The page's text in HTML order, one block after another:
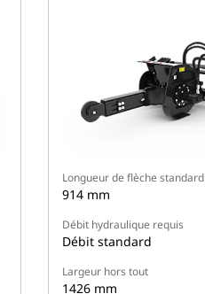
Longueur de flèche standard
914 mm
Débit hydraulique requis
Débit standard
Largeur hors tout
1426 mm